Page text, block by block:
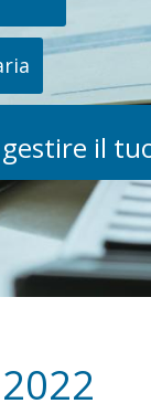
il